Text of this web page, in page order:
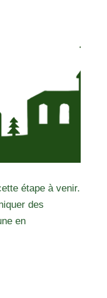
étape à venir.
des
en